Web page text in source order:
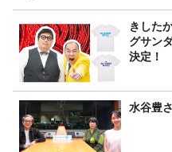
きした
グサン
決定！
水谷豊